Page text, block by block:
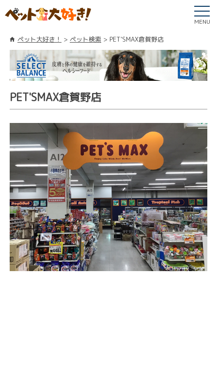
MENU
ペット大好き！ ペット検索 PET'SMAX倉賀野店
PET'SMAX倉賀野店